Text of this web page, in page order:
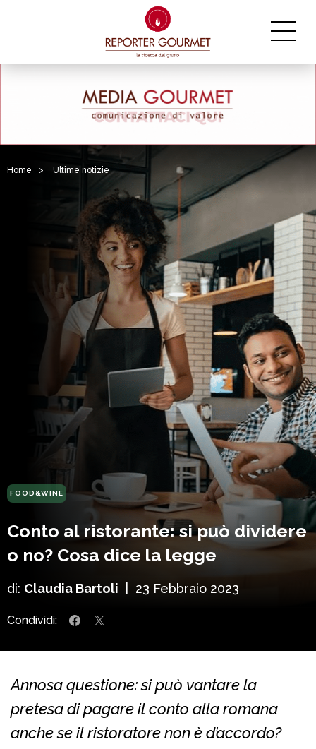
Home > Ultime notizie
FOOD&WINE
Conto al ristorante: si può dividere
o no? Cosa dice la legge
di: Claudia Bartoli 23 Febbraio 2023
Condividi:
Annosa questione: si può vantare la
pretesa di pagare il conto alla romana
anche se il ristoratore non è d’accordo?